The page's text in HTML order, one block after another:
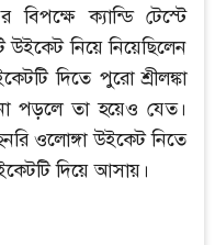
বিপক্ষে ক্যান্ডি টেস্টে
উইকেট নিয়ে নিয়েছিলেন
দিতে পুরো শ্রীলঙ্কা
পড়লে তা হয়েও যেত।
ওলোঙ্গা উইকেট নিতে
দিয়ে আসায়।